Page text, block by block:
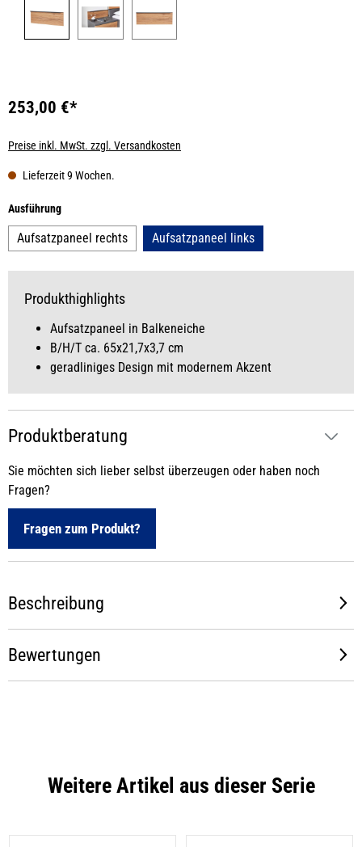
Produkthighlights
Aufsatzpaneel in Balkeneiche
B/H/T ca. 65x21,7x3,7 cm
geradliniges Design mit modernem Akzent
253,00 €*
Preise inkl. MwSt. zzgl. Versandkosten
Lieferzeit 9 Wochen.
Ausführungauswählen
Aufsatzpaneel rechts Aufsatzpaneel links
Produktberatung
Sie möchten sich lieber selbst überzeugen oder haben noch
Fragen?
Fragen zum Produkt?
Beschreibung
Bewertungen
Weitere Artikel aus dieser Serie